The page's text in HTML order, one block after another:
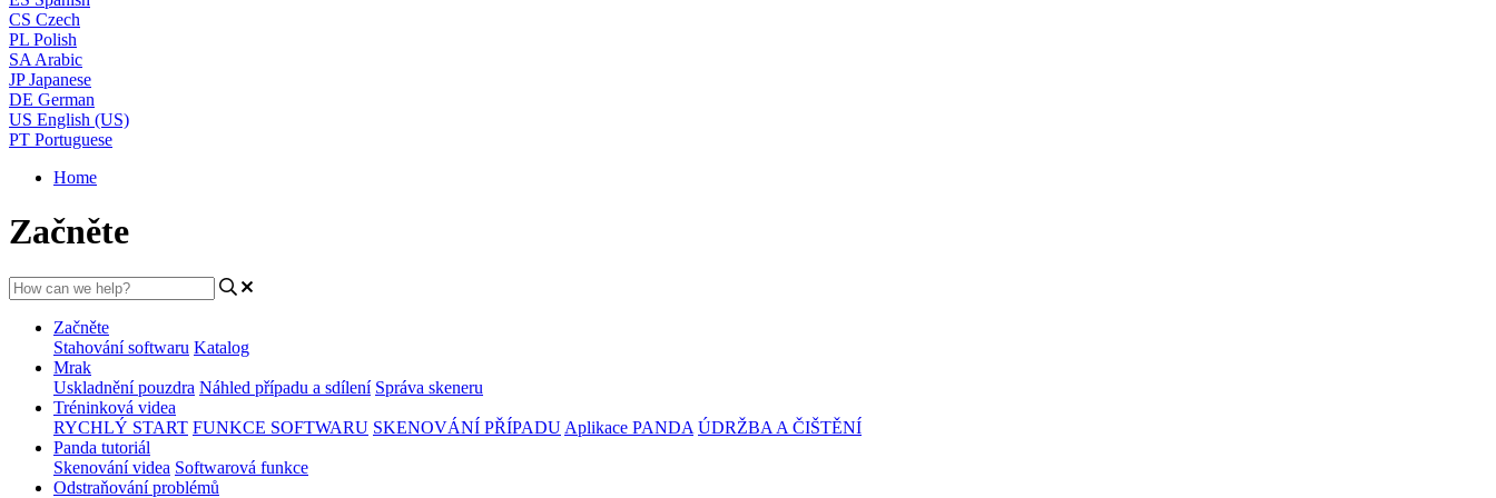
CS Czech
PL Polish
SA Arabic
JP Japanese
DE German
US English (US)
PT Portuguese
Home
Začněte
Začněte
Stahování softwaru Katalog
Mrak
Uskladnění pouzdra Náhled případu a sdílení Správa skeneru
Tréninková videa
RYCHLÝ START FUNKCE SOFTWARU SKENOVÁNÍ PŘÍPADU Aplikace PANDA ÚDRŽBA A ČIŠTĚNÍ
Panda tutoriál
Skenování videa Softwarová funkce
Odstraňování problémů